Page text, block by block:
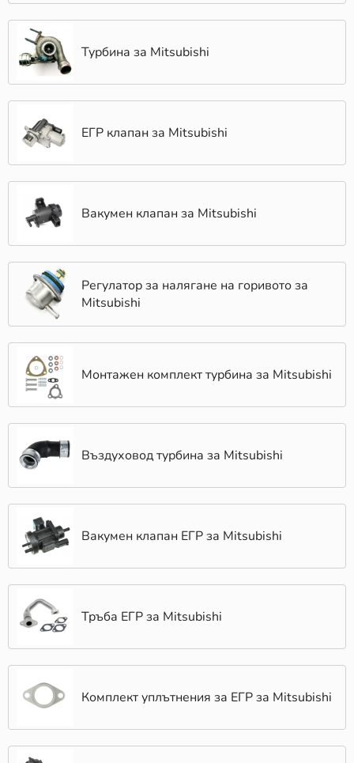
Турбина за Mitsubishi
ЕГР клапан за Mitsubishi
Вакумен клапан за Mitsubishi
Регулатор за налягане на горивото за
Mitsubishi
Монтажен комплект турбина за Mitsubishi
Въздуховод турбина за Mitsubishi
Вакумен клапан ЕГР за Mitsubishi
Тръба ЕГР за Mitsubishi
Комплект уплътнения за ЕГР за Mitsubishi